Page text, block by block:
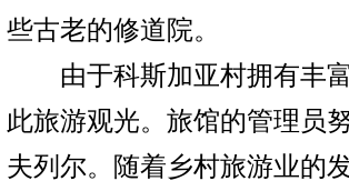
些古老的修道院。
由于科斯加亚村拥有丰富
此旅游观光。旅馆的管理员
夫列尔。随着乡村旅游业的